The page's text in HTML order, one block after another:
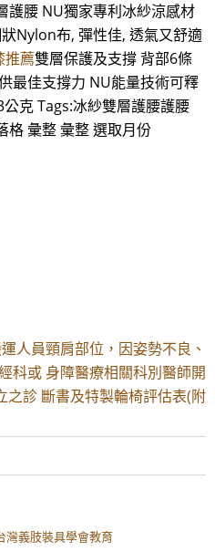
護腰 NU獨家專利冰紗涼感材
Nylon布, 彈性佳, 透氣又舒適
推薦雙層保護及支撐 背部6條
最佳支撐力 NU能量技術可釋
克 Tags:冰紗雙層護腰護腰
格 彙整 彙整 選取月份
人員頸肩部位，因姿勢不良、
科或 身障醫療相關科別醫師開
之診 斷書及特製輪椅評估表(附
灣義肢裝具學會教育